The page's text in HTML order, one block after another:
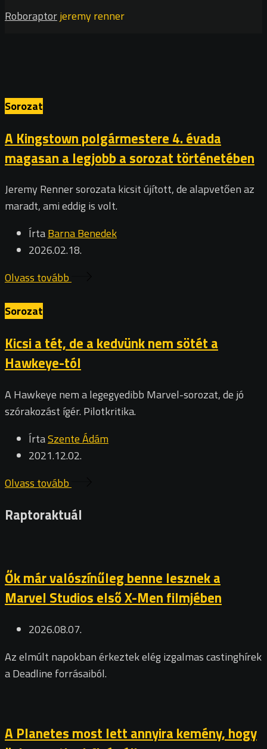
Roboraptorjeremy renner
Sorozat
A Kingstown polgármestere 4. évada
magasan a legjobb a sorozat történetében
Jeremy Renner sorozata kicsit újított, de alapvetően az
maradt, ami eddig is volt.
ÍrtaBarna Benedek
2026.02.18.
Olvass tovább
Sorozat
Kicsi a tét, de a kedvünk nem sötét a
Hawkeye-tól
A Hawkeye nem a legegyedibb Marvel-sorozat, de jó
szórakozást ígér. Pilotkritika.
ÍrtaSzente Ádám
2021.12.02.
Olvass tovább
Raptoraktuál
Ők már valószínűleg benne lesznek a
Marvel Studios első X-Men filmjében
2026.08.07.
Az elmúlt napokban érkeztek elég izgalmas castinghírek
a Deadline forrásaiból.
A Planetes most lett annyira kemény, hogy